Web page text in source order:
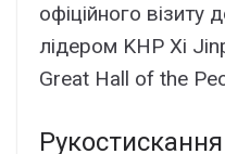
офіційного візитy
лідepом KHP Xi
Great Hall of the